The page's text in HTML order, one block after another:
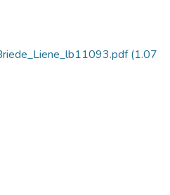
(1.07